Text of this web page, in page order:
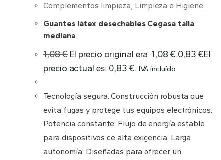
Complementos limpieza, Limpieza e Higiene
Guantes látex desechables Cegasa talla
mediana
1,08€ El precio original era: 1,08 €.0,83 €El
precio actual es: 0,83 €. IVA incluído
Tecnología segura: Construcción robusta que
evita fugas y protege tus equipos electrónicos.
Potencia constante: Flujo de energía estable
para dispositivos de alta exigencia. Larga
autonomía: Diseñadas para ofrecer un